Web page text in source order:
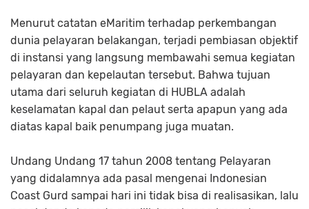
Menurut catatan eMaritim terhadap perkembangan
dunia pelayaran belakangan, terjadi pembiasan objektif
di instansi yang langsung membawahi semua kegiatan
pelayaran dan kepelautan tersebut. Bahwa tujuan
utama dari seluruh kegiatan di HUBLA adalah
keselamatan kapal dan pelaut serta apapun yang ada
diatas kapal baik penumpang juga muatan.
Undang Undang 17 tahun 2008 tentang Pelayaran
yang didalamnya ada pasal mengenai Indonesian
Coast Gurd sampai hari ini tidak bisa di realisasikan, lalu